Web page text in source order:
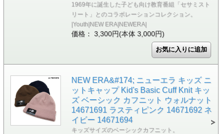
1969年に誕生した子ども向け教育番組「セサミスト
リート」とのコラボレーションコレクション。
|Youth|NEW ERA|NEWERA|
価格： 3,300円(本体 3,000円)
NEW ERA&#174; ニューエラ キッズ ニ
ットキャップ Kid's Basic Cuff Knit キッ
ズ ベーシック カフニット ウォルナット
14671691 ラスティピンク 14671692 ネ
イビー 14671694
キッズサイズのベーシックカフニット。